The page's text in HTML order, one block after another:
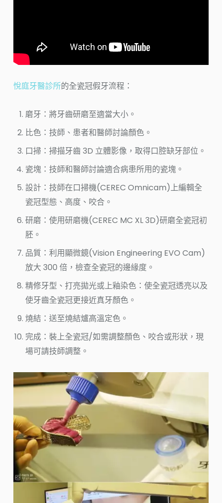
悅庭牙醫診所的全瓷冠假牙流程：
磨牙：將牙齒研磨至適當大小。
比色：技師、患者和醫師討論顏色。
口掃：掃描牙齒 3D 立體影像，取得口腔缺牙部位。
瓷塊：技師和醫師討論適合病患所用的瓷塊。
設計：技師在口掃機(CEREC Omnicam)上編輯全
瓷冠型態、高度、咬合。
研磨：使用研磨機(CEREC MC XL 3D)研磨全瓷冠初
胚。
品質：利用顯微鏡(Vision Engineering EVO Cam)
放大 300 倍，檢查全瓷冠的邊緣度。
精修牙型、打亮拋光或上釉染色：使全瓷冠透亮以及
使牙齒全瓷冠更接近真牙顏色。
燒結：送至燒結爐高溫定色。
完成：裝上全瓷冠/如需調整顏色、咬合或形狀，現
場可請技師調整。